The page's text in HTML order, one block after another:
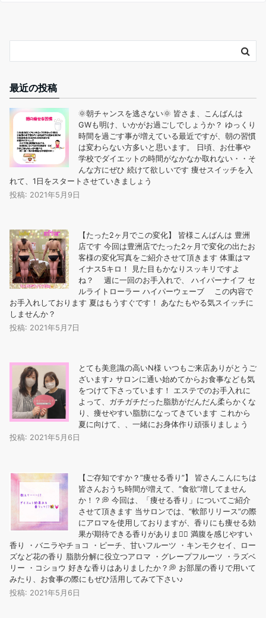
最近の投稿
🌞朝チャンスを逃さない🌞 皆さま、こんばんは
GWも明け、いかがお過ごしでしょうか？ ゆっくり
時間を過ごす事が増えている最近ですが、朝の習慣
は変わらない方多いと思います。 日頃、お仕事や
学校でダイエットの時間がなかなか取れない・・そ
んな方にぜひ️ 続けて欲しいです 痩せスイッチを入
れて、1日をスタートさせていきましょう
投稿: 2021年5月9日
【たった2ヶ月でこの変化︎】 皆様こんばんは 豊洲
店です 今回は豊洲店でたった2ヶ月で変化の出たお
客様の変化写真をご紹介させて頂きます️ 体重はマ
イナス5キロ！ 見た目もかなりスッキリですよ
ね？ 週に一回のお手入れで、 ️ハイパーナイフ ️セ
ルライトローラー ️ハイパーウェーブ この内容で
お手入れしております 夏はもうすぐです！ あなたもやる気スイッチに
しませんか？
投稿: 2021年5月7日
とても美意識の高いN様️ いつもご来店ありがとうご
ざいます♪ サロンに通い始めてからお食事なども気
をつけて下さっています！ エステでのお手入れに
よって、ガチガチだった脂肪がだんだん柔らかくな
り、痩せやすい脂肪になってきています これから
夏に向けて、、一緒にお身体作り頑張りましょう
投稿: 2021年5月6日
【ご存知ですか？”痩せる香り”】 皆さんこんにちは
皆さんおうち時間が増えて、”食欲”増してません
か！？💭 今回は、「痩せる香り」についてご紹介
させて頂きます 当サロンでは、”軟部リリース”の際
にアロマを使用しておりますが、香りにも痩せる効
果が期待できる香りがあります🏻 ️満腹を感じやすい
香り ・バニラやチョコ ・ピーチ、甘いフルーツ ・キンモクセイ、ロー
ズなど花の香り ️脂肪分解に役立つアロマ ・グレープフルーツ ・ラズベ
リー ・コショウ 好きな香りはありましたか？💭 お部屋の香りで用いて
みたり、お食事の際にもぜひ活用してみて下さい♪
投稿: 2021年5月6日